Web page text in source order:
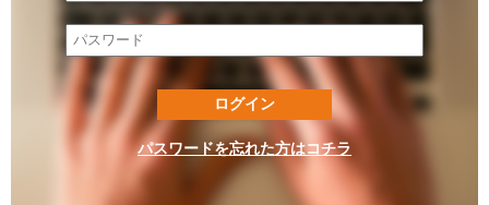
パスワードを忘れた方はコチラ